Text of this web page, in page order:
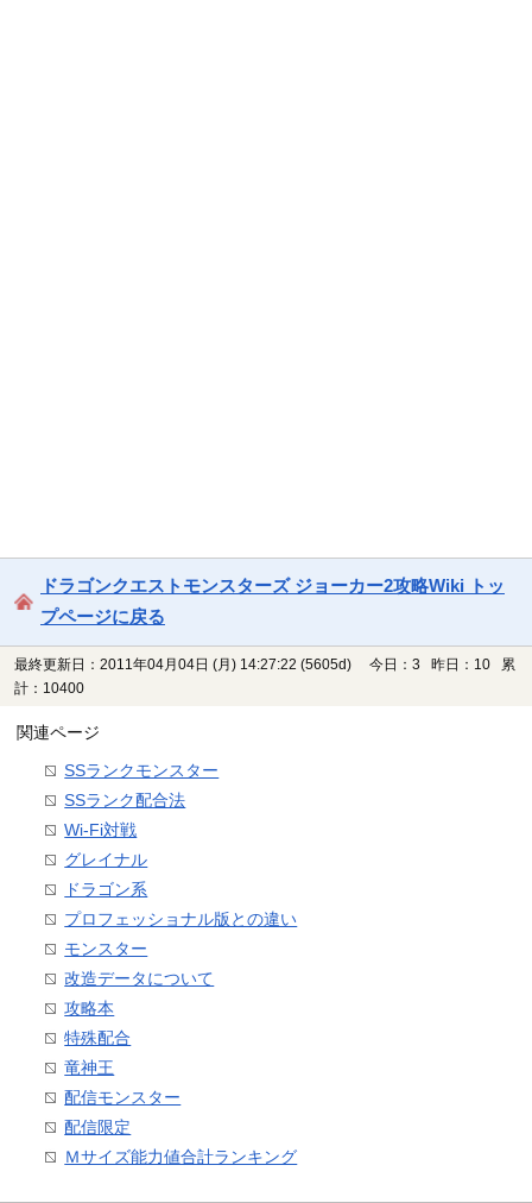
ドラゴンクエストモンスターズ ジョーカー2攻略Wiki トッ
プページに戻る
最終更新日：2011年04月04日 (月) 14:27:22 (5605d)
今日：3 昨日：10 累
計：10400
関連ページ
SSランクモンスター
SSランク配合法
Wi-Fi対戦
グレイナル
ドラゴン系
プロフェッショナル版との違い
モンスター
改造データについて
攻略本
特殊配合
竜神王
配信モンスター
配信限定
Ｍサイズ能力値合計ランキング